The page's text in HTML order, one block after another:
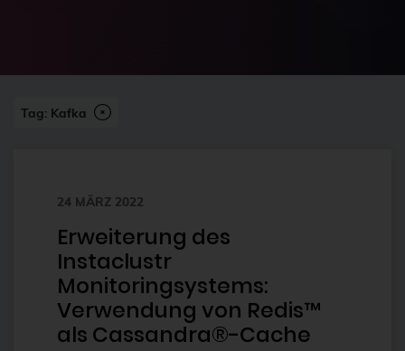
2FA
Abonnement
Alpin
Alternativen
Amazon FSx
anleitung
Ansible
Tag: Kafka
24 MÄRZ 2022
Erweiterung des
Instaclustr
Monitoringsystems:
Verwendung von Redis™
als Cassandra®-Cache